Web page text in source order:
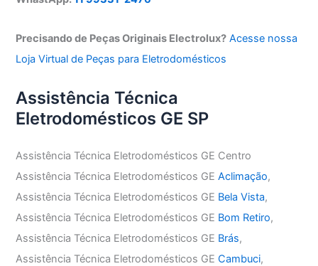
Precisando de Peças Originais Electrolux? Acesse nossa
Loja Virtual de Peças para Eletrodomésticos
Assistência Técnica
Eletrodomésticos GE SP
Assistência Técnica Eletrodomésticos GE Centro
Assistência Técnica Eletrodomésticos GEAclimação,
Assistência Técnica Eletrodomésticos GE Bela Vista,
Assistência Técnica Eletrodomésticos GE Bom Retiro,
Assistência Técnica Eletrodomésticos GE Brás,
Assistência Técnica Eletrodomésticos GECambuci,